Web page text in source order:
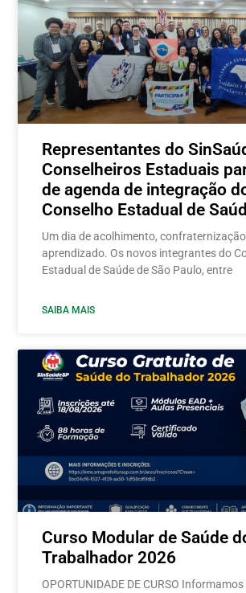
Representantes do
Conselheiros Estaduais
de agenda de integração
Conselho Estadual de
Um dia de acolhimento,
aprendizado. Os novos integrantes do
Estadual de Saúde de São Paulo, entre
SAIBA MAIS
Curso Modular de Saúde
Trabalhador 2026
OPORTUNIDADE DE CURSO